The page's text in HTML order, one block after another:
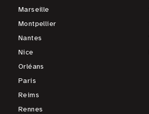
Marseille
Montpellier
Nantes
Nice
Orléans
Paris
Reims
Rennes